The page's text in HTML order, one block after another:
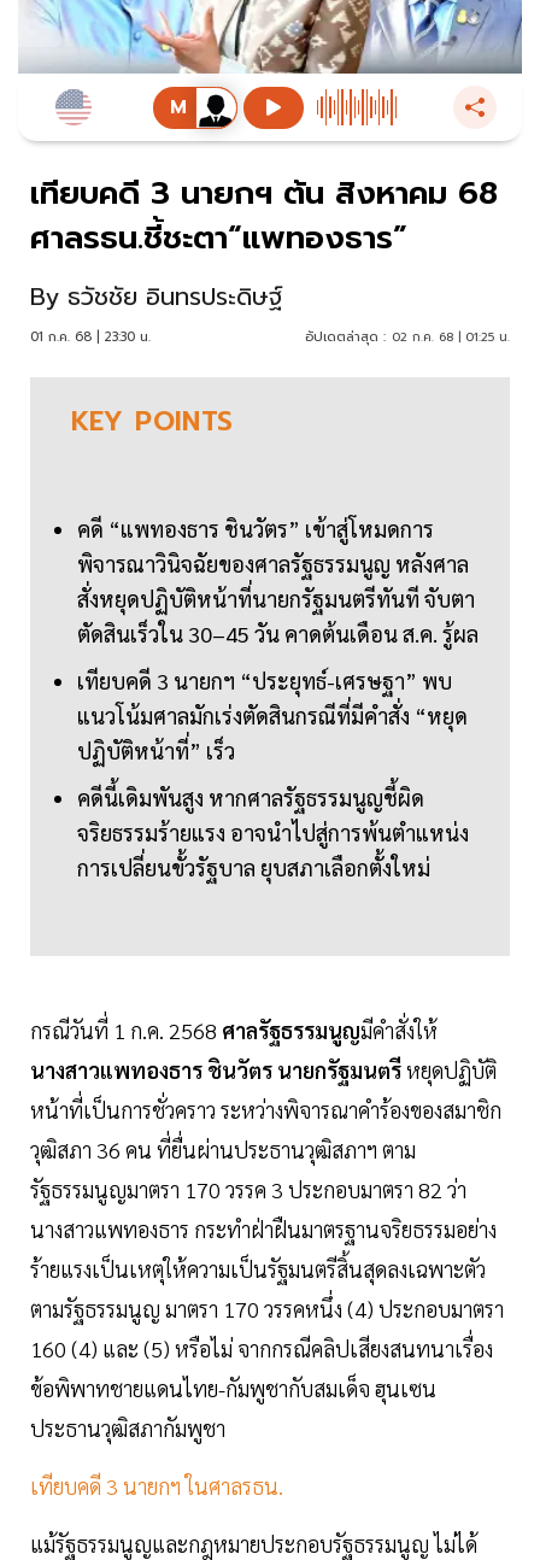
เทียบคดี 3 นายกฯ ต้น สิงหาคม 68
ศาลรธน.ชี้ชะตา“แพทองธาร”
By ธวัชชัย อินทรประดิษฐ์
01 ก.ค. 68 | 23:30 น. อัปเดตล่าสุด : 02 ก.ค. 68 | 01:25 น.
KEY POINTS
คดี “แพทองธาร ชินวัตร” เข้าสู่โหมดการ
พิจารณาวินิจฉัยของศาลรัฐธรรมนูญ หลังศาล
สั่งหยุดปฏิบัติหน้าที่นายกรัฐมนตรีทันที จับตา
ตัดสินเร็วใน 30–45 วัน คาดต้นเดือน ส.ค. รู้ผล
เทียบคดี 3 นายกฯ “ประยุทธ์-เศรษฐา” พบ
แนวโน้มศาลมักเร่งตัดสินกรณีที่มีคำสั่ง “หยุด
ปฏิบัติหน้าที่” เร็ว
คดีนี้เดิมพันสูง หากศาลรัฐธรรมนูญชี้ผิด
จริยธรรมร้ายแรง อาจนำไปสู่การพ้นตำแหน่ง
การเปลี่ยนขั้วรัฐบาล ยุบสภาเลือกตั้งใหม่
กรณีวันที่ 1 ก.ค. 2568 ศาลรัฐธรรมนูญมีคำสั่งให้
นางสาวแพทองธาร ชินวัตร นายกรัฐมนตรีหยุดปฏิบัติ
หน้าที่เป็นการชั่วคราว ระหว่างพิจารณาคำร้องของสมาชิก
วุฒิสภา 36 คน ที่ยื่นผ่านประธานวุฒิสภาฯ ตาม
รัฐธรรมนูญมาตรา 170 วรรค 3 ประกอบมาตรา 82 ว่า
นางสาวแพทองธาร กระทำฝ่าฝืนมาตรฐานจริยธรรมอย่าง
ร้ายแรงเป็นเหตุให้ความเป็นรัฐมนตรีสิ้นสุดลงเฉพาะตัว
ตามรัฐธรรมนูญ มาตรา 170 วรรคหนึ่ง (4) ประกอบมาตรา
160 (4) และ (5) หรือไม่ จากกรณีคลิปเสียงสนทนาเรื่อง
ข้อพิพาทชายแดนไทย-กัมพูชากับสมเด็จ ฮุนเซน
ประธานวุฒิสภากัมพูชา
เทียบคดี 3 นายกฯ ในศาลรธน.
แม้รัฐธรรมนูญและกฎหมายประกอบรัฐธรรมนูญ ไม่ได้